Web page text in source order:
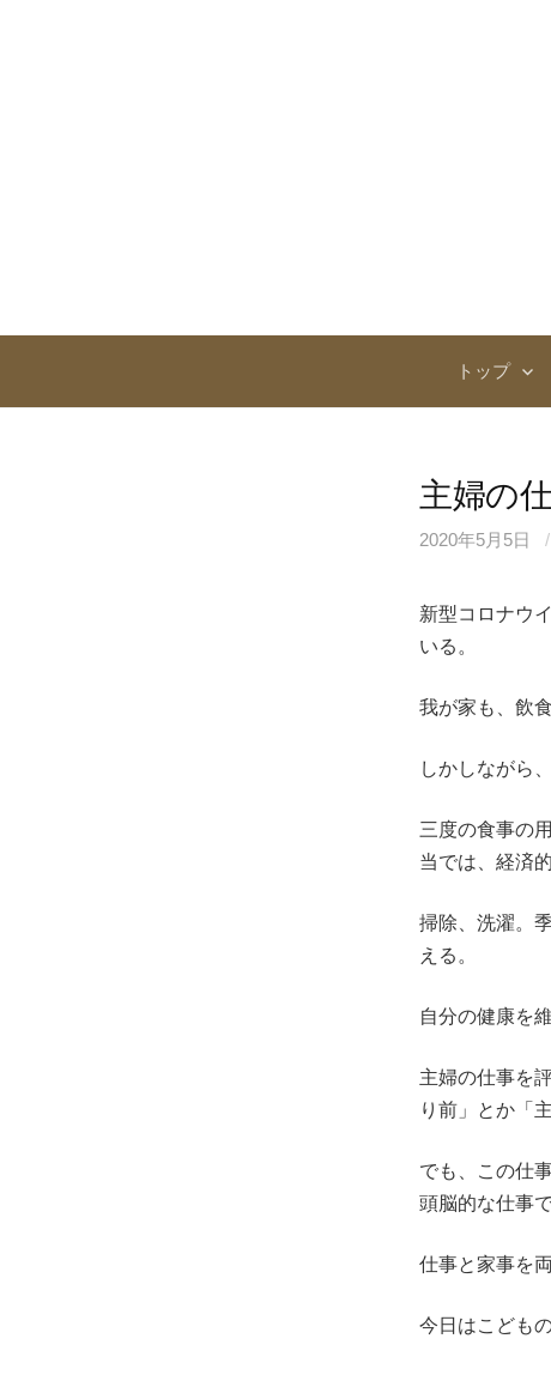
トップ
主婦の
2020年5月5日 /
新型コロナウ
いる。
我が家も、飲
しかしながら
三度の食事の
当では、経済
掃除、洗濯。
える。
自分の健康を
主婦の仕事を
り前」とか「
でも、この仕
頭脳的な仕事
仕事と家事を
今日はこどもの